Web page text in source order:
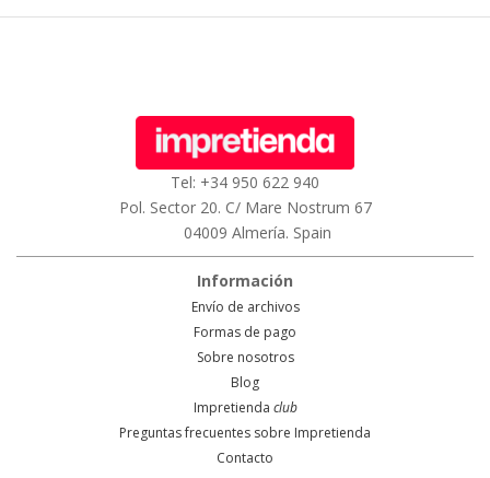
Tel: +34 950 622 940
Pol. Sector 20. C/ Mare Nostrum 67
04009 Almería. Spain
Información
Envío de archivos
Formas de pago
Sobre nosotros
Blog
Impretienda club
Preguntas frecuentes sobre Impretienda
Contacto